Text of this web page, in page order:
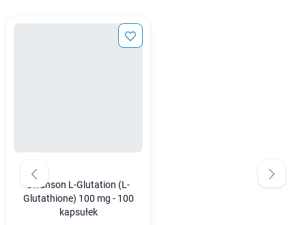
Swanson L-Glutation (L-
Glutathione) 100 mg - 100
kapsułek